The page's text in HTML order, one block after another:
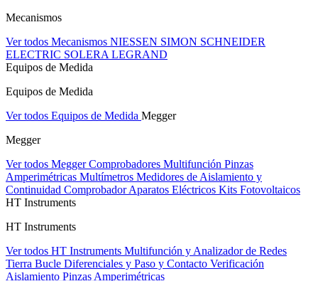
Mecanismos
Ver todos Mecanismos NIESSEN SIMON SCHNEIDER
ELECTRIC SOLERA LEGRAND
Equipos de Medida
Equipos de Medida
Ver todos Equipos de Medida Megger
Megger
Ver todos MeggerComprobadores Multifunción Pinzas
Amperimétricas Multímetros Medidores de Aislamiento y
Continuidad Comprobador Aparatos Eléctricos Kits Fotovoltaicos
HT Instruments
HT Instruments
Ver todos HT Instruments Multifunción y Analizador de Redes
Tierra Bucle Diferenciales y Paso y Contacto Verificación
Aislamiento Pinzas Amperimétricas